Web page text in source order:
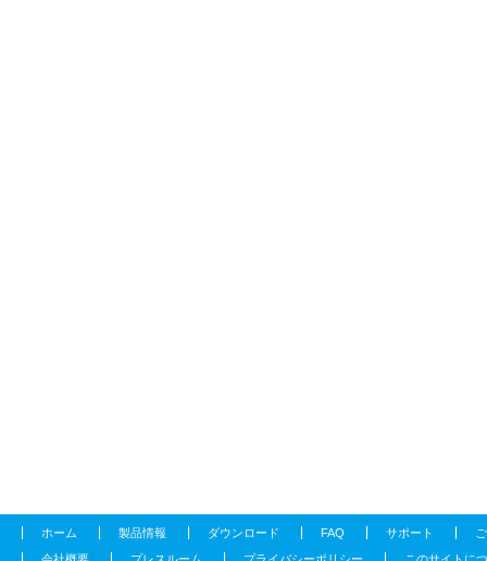
ホーム 製品情報 ダウンロード FAQ サポート